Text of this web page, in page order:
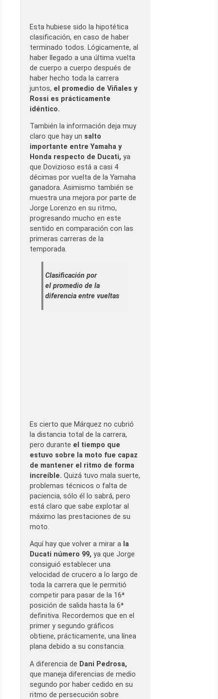
Esta hubiese sido la hipotética
clasificación, en caso de haber
terminado todos. Lógicamente, al
haber llegado a una última vuelta
de cuerpo a cuerpo después de
haber hecho toda la carrera
juntos, el promedio de Viñales y
Rossi es prácticamente
idéntico.
También la información deja muy
claro que hay un salto
importante entre Yamaha y
Honda respecto de Ducati, ya
que Dovizioso está a casi 4
décimas por vuelta de la Yamaha
ganadora. Asimismo también se
muestra una mejora por parte de
Jorge Lorenzo en su ritmo,
progresando mucho en este
sentido en comparación con las
primeras carreras de la
temporada.
Clasificación por
el promedio de la
diferencia entre vueltas
Es cierto que Márquez no cubrió
la distancia total de la carrera,
pero durante el tiempo que
estuvo sobre la moto fue capaz
de mantener el ritmo de forma
increíble. Quizá tuvo mala suerte,
problemas técnicos o falta de
paciencia, sólo él lo sabrá, pero
está claro que sabe explotar al
máximo las prestaciones de su
moto.
Aquí hay que volver a mirar a la
Ducati número 99, ya que Jorge
consiguió establecer una
velocidad de crucero a lo largo de
toda la carrera que le permitió
competir para pasar de la 16ª
posición de salida hasta la 6ª
definitiva. Recordemos que en el
primer y segundo gráficos
obtiene, prácticamente, una línea
plana debido a su constancia.
A diferencia de Dani Pedrosa,
que maneja diferencias de medio
segundo por haber cedido en su
ritmo de persecución sobre